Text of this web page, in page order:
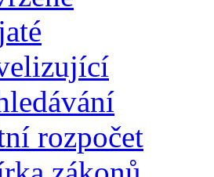
rozpočet